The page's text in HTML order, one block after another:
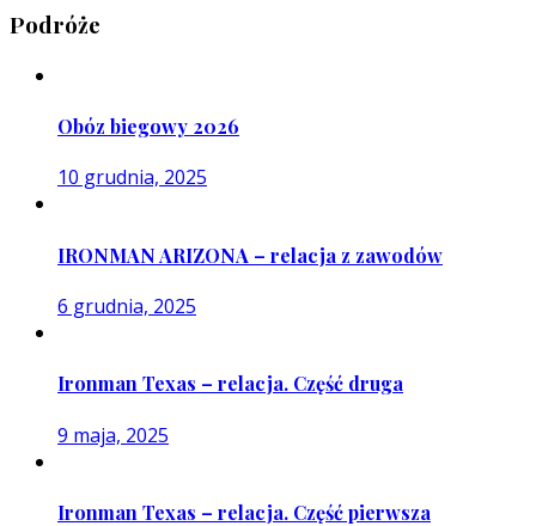
Podróże
Obóz biegowy 2026
10 grudnia, 2025
IRONMAN ARIZONA – relacja z zawodów
6 grudnia, 2025
Ironman Texas – relacja. Część druga
9 maja, 2025
Ironman Texas – relacja. Część pierwsza